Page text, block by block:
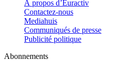
À propos d’Euractiv
Contactez-nous
Mediahuis
Communiqués de presse
Publicité politique
Abonnements